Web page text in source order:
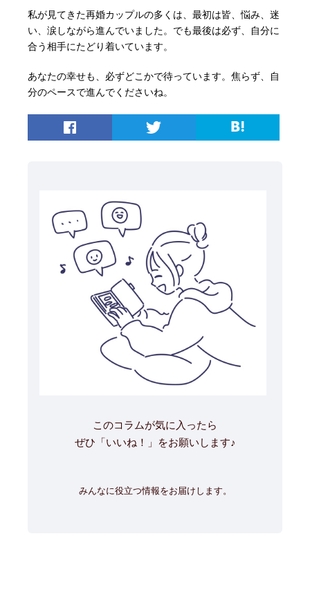
私が見てきた再婚カップルの多くは、最初は皆、悩み、迷
い、涙しながら進んでいました。でも最後は必ず、自分に
合う相手にたどり着いています。
あなたの幸せも、必ずどこかで待っています。焦らず、自
分のペースで進んでくださいね。
このコラムが気に入ったら
ぜひ「いいね！」をお願いします♪
みんなに役立つ情報をお届けします。